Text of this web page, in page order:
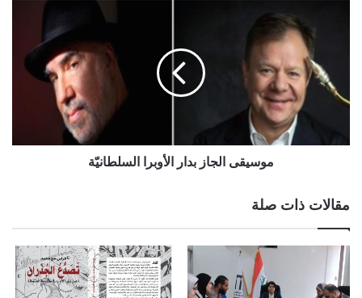
موسيقى الجاز بدار الأوبرا السلطانيّة
مقالات ذات صلة